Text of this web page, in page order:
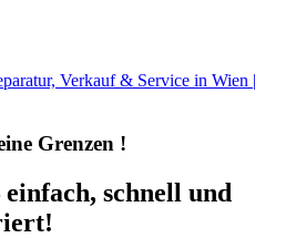
Grenzen !
schnell und